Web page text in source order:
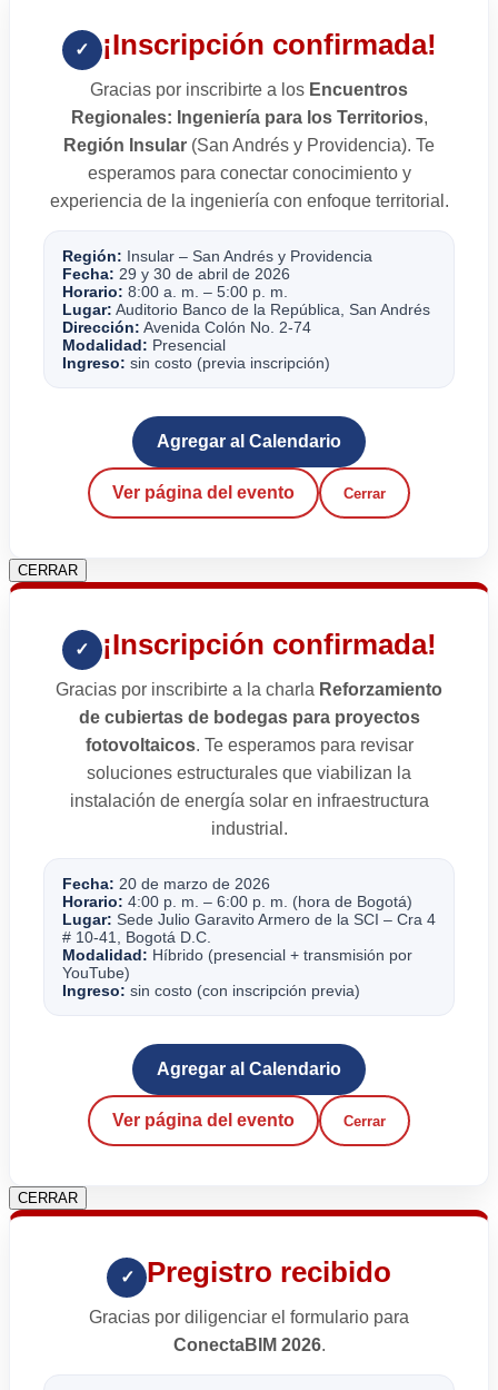
✓ ¡Inscripción confirmada!
Gracias por inscribirte a los Encuentros
Regionales: Ingeniería para los Territorios,
Región Insular (San Andrés y Providencia). Te
esperamos para conectar conocimiento y
experiencia de la ingeniería con enfoque territorial.
Región: Insular – San Andrés y Providencia
Fecha: 29 y 30 de abril de 2026
Horario: 8:00 a. m. – 5:00 p. m.
Lugar: Auditorio Banco de la República, San Andrés
Dirección: Avenida Colón No. 2-74
Modalidad: Presencial
Ingreso: sin costo (previa inscripción)
Agregar al Calendario
Ver página del evento Cerrar
CERRAR
✓ ¡Inscripción confirmada!
Gracias por inscribirte a la charla Reforzamiento
de cubiertas de bodegas para proyectos
fotovoltaicos. Te esperamos para revisar
soluciones estructurales que viabilizan la
instalación de energía solar en infraestructura
industrial.
Fecha: 20 de marzo de 2026
Horario: 4:00 p. m. – 6:00 p. m. (hora de Bogotá)
Lugar: Sede Julio Garavito Armero de la SCI – Cra 4
# 10-41, Bogotá D.C.
Modalidad: Híbrido (presencial + transmisión por
YouTube)
Ingreso: sin costo (con inscripción previa)
Agregar al Calendario
Ver página del evento Cerrar
CERRAR
✓ Pregistro recibido
Gracias por diligenciar el formulario para
ConectaBIM 2026.